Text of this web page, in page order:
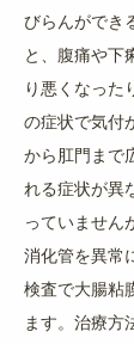
びらんができ
と、腹痛や下
り悪くなった
の症状で気付
から肛門まで
れる症状が異
っていません
消化管を異常
検査で大腸粘
ます。治療方